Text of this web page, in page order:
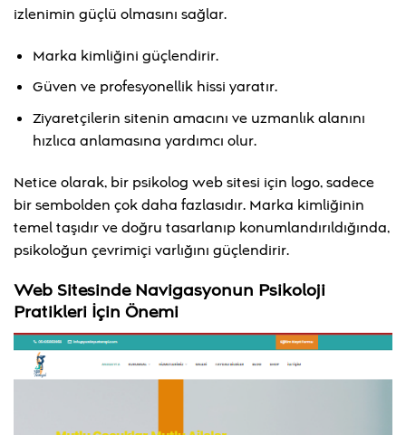
izlenimin güçlü olmasını sağlar.
Marka kimliğini güçlendirir.
Güven ve profesyonellik hissi yaratır.
Ziyaretçilerin sitenin amacını ve uzmanlık alanını
hızlıca anlamasına yardımcı olur.
Netice olarak, bir psikolog web sitesi için logo, sadece
bir sembolden çok daha fazlasıdır. Marka kimliğinin
temel taşıdır ve doğru tasarlanıp konumlandırıldığında,
psikoloğun çevrimiçi varlığını güçlendirir.
Web Sitesinde Navigasyonun Psikoloji
Pratikleri İçin Önemi